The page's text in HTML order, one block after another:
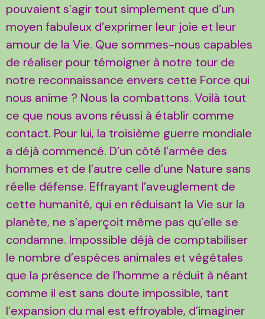
pouvaient s’agir tout simplement que d’un
moyen fabuleux d’exprimer leur joie et leur
amour de la Vie. Que sommes-nous capables
de réaliser pour témoigner à notre tour de
notre reconnaissance envers cette Force qui
nous anime ? Nous la combattons. Voilà tout
ce que nous avons réussi à établir comme
contact. Pour lui, la troisième guerre mondiale
a déjà commencé. D’un côté l’armée des
hommes et de l’autre celle d’une Nature sans
réelle défense. Effrayant l’aveuglement de
cette humanité, qui en réduisant la Vie sur la
planète, ne s’aperçoit même pas qu’elle se
condamne. Impossible déjà de comptabiliser
le nombre d’espèces animales et végétales
que la présence de l’homme a réduit à néant
comme il est sans doute impossible, tant
l’expansion du mal est effroyable, d’imaginer